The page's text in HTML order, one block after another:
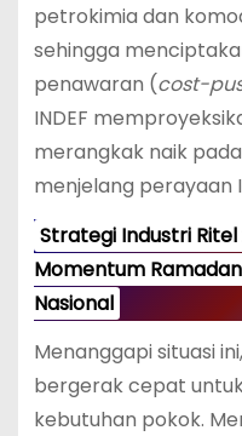
petrokimia dan
sehingga
penawaran (cost-
INDEF
merangkak naik
menjelang perayaan
Strategi Industri
Momentum
Nasional
Menanggapi situasi
bergerak cepat
kebutuhan pokok.